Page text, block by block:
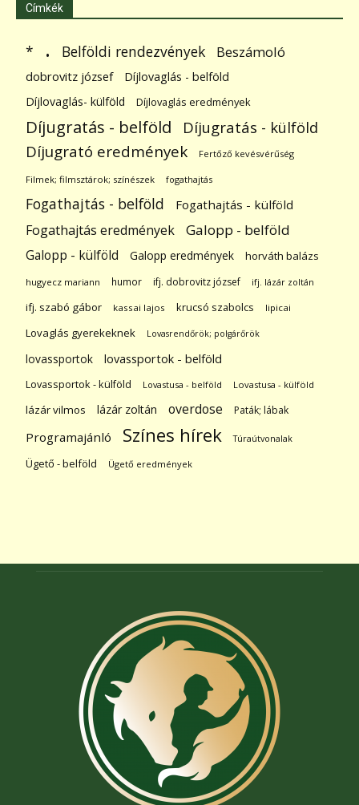
Címkék
* . Belföldi rendezvények Beszámoló
dobrovitz józsef
Díjlovaglás - belföld
Díjlovaglás- külföld
Díjlovaglás eredmények
Díjugratás - belföld Díjugratás - külföld
Díjugrató eredmények Fertőző kevésvérűség
Filmek; filmsztárok; színészek fogathajtás
Fogathajtás - belföld Fogathajtás - külföld
Fogathajtás eredmények Galopp - belföld
Galopp - külföld Galopp eredmények horváth balázs
hugyecz mariann humor ifj. dobrovitz józsef ifj. lázár zoltán
ifj. szabó gábor kassai lajos krucsó szabolcs lipicai
Lovaglás gyerekeknek Lovasrendőrök; polgárőrök
lovassportok lovassportok - belföld
Lovassportok - külföld Lovastusa - belföld Lovastusa - külföld
lázár vilmos lázár zoltán overdose Paták; lábak
Programajánló Színes hírek Túraútvonalak
Ügető - belföld Ügető eredmények